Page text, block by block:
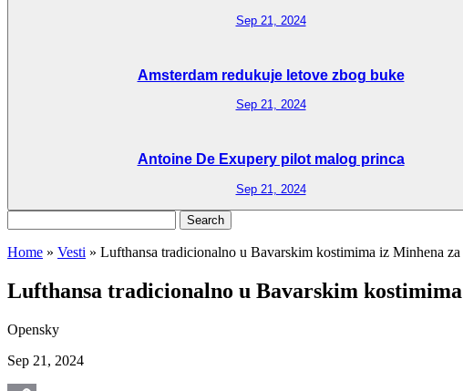
Sep 21, 2024
Amsterdam redukuje letove zbog buke
Sep 21, 2024
Antoine De Exupery pilot malog princa
Sep 21, 2024
for:
Home » Vesti » Lufthansa tradicionalno u Bavarskim kostimima iz Minhena
Lufthansa tradicionalno u Bavarskim
Opensky
Sep 21, 2024